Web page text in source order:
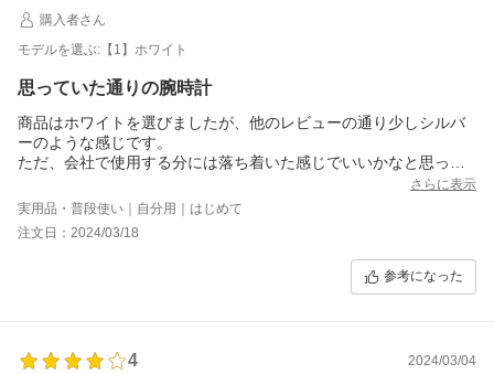
購入者さん
モデルを選ぶ:【1】ホワイト
思っていた通りの腕時計
商品はホワイトを選びましたが、他のレビューの通り少しシルバ
ーのような感じです。
ただ、会社で使用する分には落ち着いた感じでいいかなと思って
さらに表示
実用品・普段使い｜自分用｜はじめて
注文日：2024/03/18
参考になった
4
2024/03/04